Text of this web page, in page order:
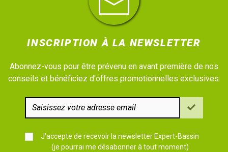
INSCRIPTION À LA NEWSLETTER
Abonnez-vous pour être prévenu en avant première de nos
conseils et bénéficiez d'offres promotionnelles exclusives.
J'accepte de recevoir la newsletter Expert-Bassin
(je pourrai me désabonner à tout moment)